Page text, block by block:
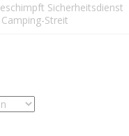
Sicherheitsdienst
Streit